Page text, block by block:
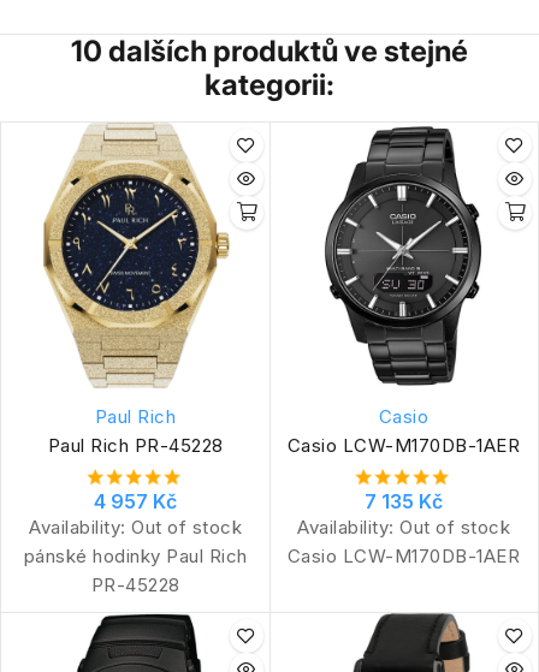
10 dalších produktů ve stejné
kategorii:
Paul Rich
Paul Rich PR-45228
4 957 Kč
Availability: Out of stock
pánské hodinky Paul Rich
PR-45228
Casio
Casio LCW-M170DB-1AER
7 135 Kč
Availability: Out of stock
Casio LCW-M170DB-1AER